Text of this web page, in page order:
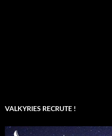
VALKYRIES RECRUTE !